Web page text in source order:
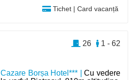
Tichet | Card vacanță
Cazare Borșa Hotel*** |Cu vedere
1 - 62
26